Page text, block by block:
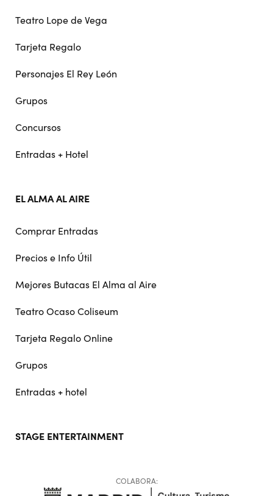
Teatro Lope de Vega
Tarjeta Regalo
Personajes El Rey León
Grupos
Concursos
Entradas + Hotel
EL ALMA AL AIRE
Comprar Entradas
Precios e Info Útil
Mejores Butacas El Alma al Aire
Teatro Ocaso Coliseum
Tarjeta Regalo Online
Grupos
Entradas + hotel
STAGE ENTERTAINMENT
COLABORA: